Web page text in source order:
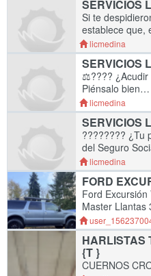
humillaciones ?
SERVICIOS
Si te
establece que,
solo tienes 2
despido
licmedina
SERVICIOS
⚖️???? ¿Acudir
Piénsalo
mala decisión
derechos
licmedina
SERVICIOS
???????? ¿Tu
del Seguro
baja? Si ya
de lo que
licmedina
FORD
Ford
Master Llantas
con Extra
asiento motor
estado ????
HARLISTAS
{T }
CUERNOS